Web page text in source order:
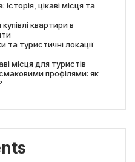
цікаві місця та
квартири в
та туристичні локації
місця для туристів
профілями: як